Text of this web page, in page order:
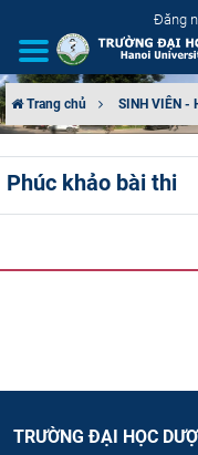
Đăng
Trang chủ SINH VIÊN -
Phúc khảo bài thi
TRƯỜNG ĐẠI HỌC